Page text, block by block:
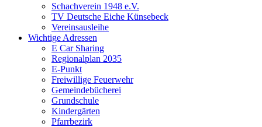
Schachverein 1948 e.V.
TV Deutsche Eiche Künsebeck
Vereinsausleihe
Wichtige Adressen
E Car Sharing
Regionalplan 2035
E-Punkt
Freiwillige Feuerwehr
Gemeindebücherei
Grundschule
Kindergärten
Pfarrbezirk